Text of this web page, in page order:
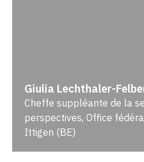
Giulia Lechthaler-
Cheffe suppléante de la
perspectives, Office
Ittigen (BE)